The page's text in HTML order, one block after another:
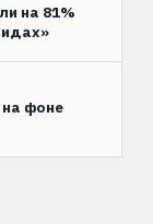
на 81%
на фоне